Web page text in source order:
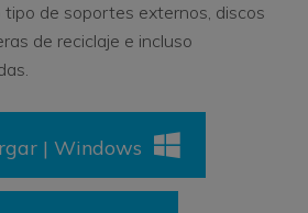
tipo de soportes externos, discos
de reciclaje e incluso
| Windows